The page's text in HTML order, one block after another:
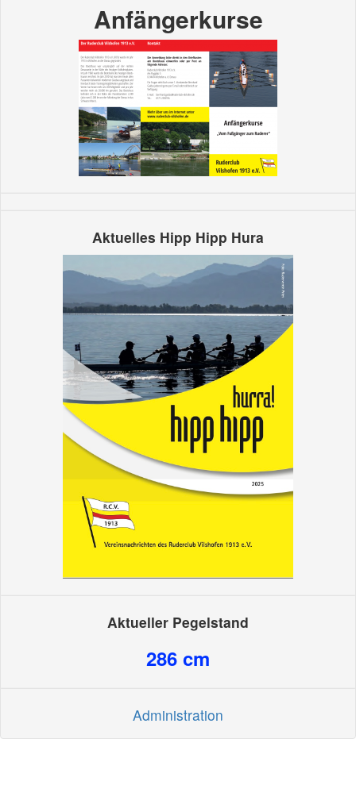
Anfängerkurse
Aktuelles Hipp Hipp Hura
Aktueller Pegelstand
286 cm
Administration